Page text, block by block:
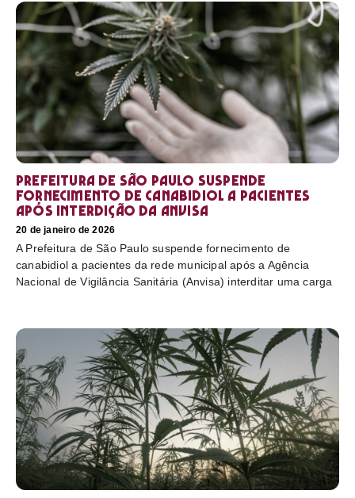
Prefeitura de São Paulo suspende
fornecimento de canabidiol a pacientes
após interdição da Anvisa
20 de janeiro de 2026
A Prefeitura de São Paulo suspende fornecimento de
canabidiol a pacientes da rede municipal após a Agência
Nacional de Vigilância Sanitária (Anvisa) interditar uma carga